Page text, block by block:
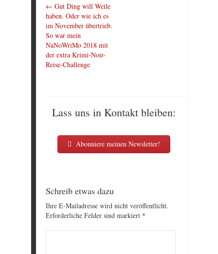
← Gut Ding will Weile
haben. Oder wie ich es
im November übertrieb.
So war mein
NaNoWriMo 2018 mit
der extra Krimi-Noir-
Reise-Challenge
Lass uns in Kontakt bleiben:
Abonniere meinen Newsletter!
Schreib etwas dazu
Ihre E-Mailadresse wird nicht veröffentlicht.
Erforderliche Felder sind markiert *